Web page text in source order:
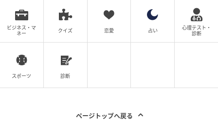
ビジネス・マ
ネー
クイズ 恋愛 占い
心理テスト・
診断
スポーツ 診断
ページトップへ戻る